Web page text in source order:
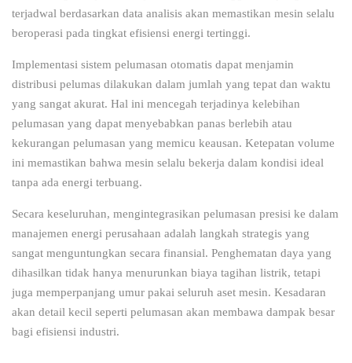
terjadwal berdasarkan data analisis akan memastikan mesin selalu
beroperasi pada tingkat efisiensi energi tertinggi.
Implementasi sistem pelumasan otomatis dapat menjamin
distribusi pelumas dilakukan dalam jumlah yang tepat dan waktu
yang sangat akurat. Hal ini mencegah terjadinya kelebihan
pelumasan yang dapat menyebabkan panas berlebih atau
kekurangan pelumasan yang memicu keausan. Ketepatan volume
ini memastikan bahwa mesin selalu bekerja dalam kondisi ideal
tanpa ada energi terbuang.
Secara keseluruhan, mengintegrasikan pelumasan presisi ke dalam
manajemen energi perusahaan adalah langkah strategis yang
sangat menguntungkan secara finansial. Penghematan daya yang
dihasilkan tidak hanya menurunkan biaya tagihan listrik, tetapi
juga memperpanjang umur pakai seluruh aset mesin. Kesadaran
akan detail kecil seperti pelumasan akan membawa dampak besar
bagi efisiensi industri.